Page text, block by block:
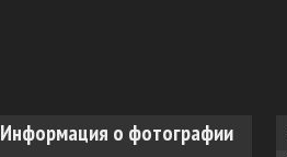
Информация о фотографии